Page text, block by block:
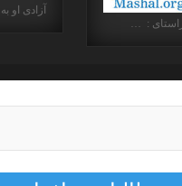
آزادی او
: …